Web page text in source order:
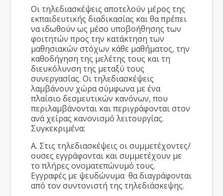
Οι τηλεδιασκέψεις αποτελούν μέρος της
εκπαιδευτικής διαδικασίας και θα πρέπει
να ιδωθούν ως μέσο υποβοήθησης των
φοιτητών προς την κατάκτηση των
μαθησιακών στόχων κάθε μαθήματος, την
καθοδήγηση της μελέτης τους και τη
διευκόλυνση της μεταξύ τους
συνεργασίας. Οι τηλεδιασκέψεις
λαμβάνουν χώρα σύμφωνα με ένα
πλαίσιο δεσμευτικών κανόνων, που
περιλαμβάνονται και περιγράφονται στον
ανά χείρας κανονισμό λειτουργίας.
Συγκεκριμένα:
Α. Στις τηλεδιασκέψεις οι συμμετέχοντες/
ουσες εγγράφονται και συμμετέχουν με
το πλήρες ονοματεπώνυμό τους.
Εγγραφές με ψευδώνυμα θα διαγράφονται
από τον συντονιστή της τηλεδιάσκεψης.